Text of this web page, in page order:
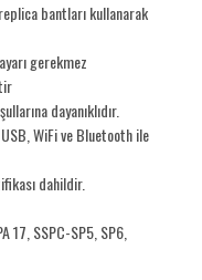
bantları kullanarak
gerekmez
dayanıklıdır.
WiFi ve Bluetooth ile
dahildir.
17, SSPC-SP5, SP6,